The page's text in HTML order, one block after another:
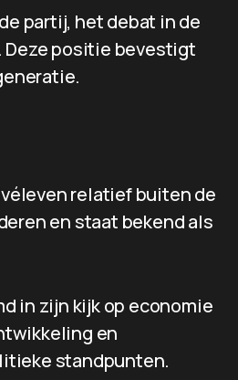
partij, het debat in de
Deze positie bevestigt
relatief buiten de
en staat bekend als
in zijn kijk op economie
en
standpunten.